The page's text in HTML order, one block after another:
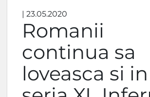
| 23.05.2020
Romanii
continua sa
loveasca si in